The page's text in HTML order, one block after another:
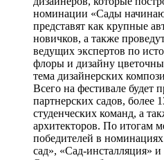
номинации «Сады
представят как крупные
новичков, а также
ведущих экспертов по
флоры и дизайну
тема дизайнерских
Всего на фестивале будет
партнерских садов, более
студенческих команд, а
архитекторов. По итогам
победителей в
сад», «Сад-инсталляция»